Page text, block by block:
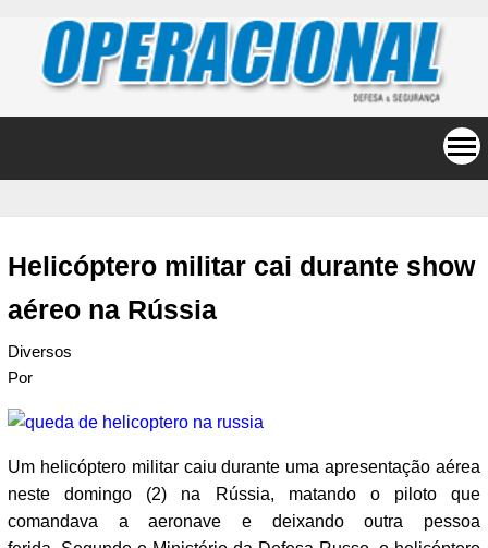
Helicóptero militar cai durante show
aéreo na Rússia
Diversos
Por
Um helicóptero militar caiu durante uma apresentação aérea
neste domingo (2) na Rússia, matando o piloto que
comandava a aeronave e deixando outra pessoa